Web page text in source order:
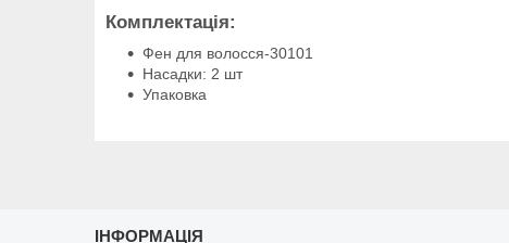
Комплектація:
Фен для волосся-30101
Насадки: 2 шт
Упаковка
ІНФОРМАЦІЯ